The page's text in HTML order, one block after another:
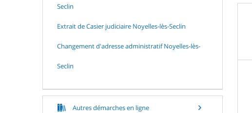
Seclin
Extrait de Casier judiciaire Noyelles-lès-Seclin
Changement d'adresse administratif Noyelles-lès-
Seclin
Autres démarches en ligne